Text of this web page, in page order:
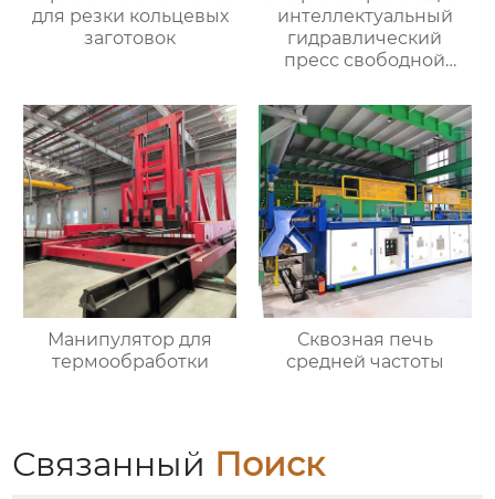
для резки кольцевых
заготовок
интеллектуальный
гидравлический
пресс свободной
Манипулятор для
термообработки
Сквозная печь
средней частоты
Связанный Поиск